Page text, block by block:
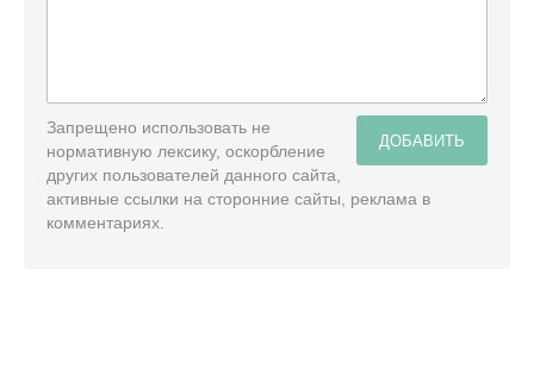
ДОБАВИТЬ
Запрещено использовать не
нормативную лексику, оскорбление
других пользователей данного сайта,
активные ссылки на сторонние сайты, реклама в
комментариях.